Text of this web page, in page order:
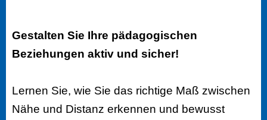
Gestalten Sie Ihre pädagogischen
Beziehungen aktiv und sicher!
Lernen Sie, wie Sie das richtige Maß zwischen
Nähe und Distanz erkennen und bewusst